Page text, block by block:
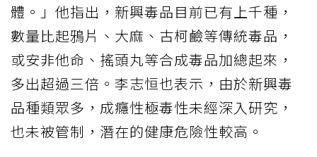
體。」他指出，新興毒品目前已有上千種，
數量比起鴉片、大麻、古柯鹼等傳統毒品，
或安非他命、搖頭丸等合成毒品加總起來，
多出超過三倍。李志恒也表示，由於新興毒
品種類眾多，成癮性極毒性未經深入研究，
也未被管制，潛在的健康危險性較高。